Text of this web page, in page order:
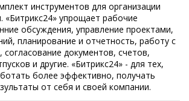
инструментов для организации
«Битрикс24» упрощает рабочие
обсуждения, управление проектами,
планирование и отчетность, работу с
согласование документов, счетов,
и другие. «Битрикс24» - для тех,
более эффективно, получать
от себя и своей компании.